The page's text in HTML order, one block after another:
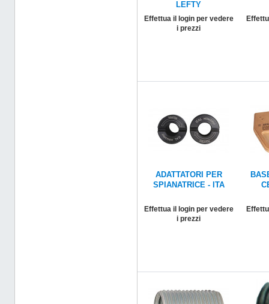
LEFTY
Effettua il login per vedere
i prezzi
ADATTATORI PER
SPIANATRICE - ITA
Effettua il login per vedere
i prezzi